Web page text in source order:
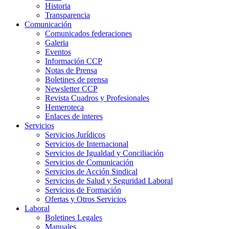
Historia
Transparencia
Comunicación
Comunicados federaciones
Galeria
Eventos
Información CCP
Notas de Prensa
Boletines de prensa
Newsletter CCP
Revista Cuadros y Profesionales
Hemeroteca
Enlaces de interes
Servicios
Servicios Jurídicos
Servicios de Internacional
Servicios de Igualdad y Conciliación
Servicios de Comunicación
Servicios de Acción Sindical
Servicios de Salud y Seguridad Laboral
Servicios de Formación
Ofertas y Otros Servicios
Laboral
Boletines Legales
Manuales